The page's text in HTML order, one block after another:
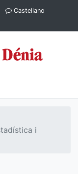
Castellano
i